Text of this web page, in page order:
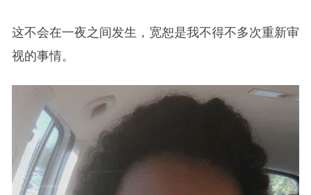
这不会在一夜之间发生，宽恕是我不得不多次重新审
视的事情。